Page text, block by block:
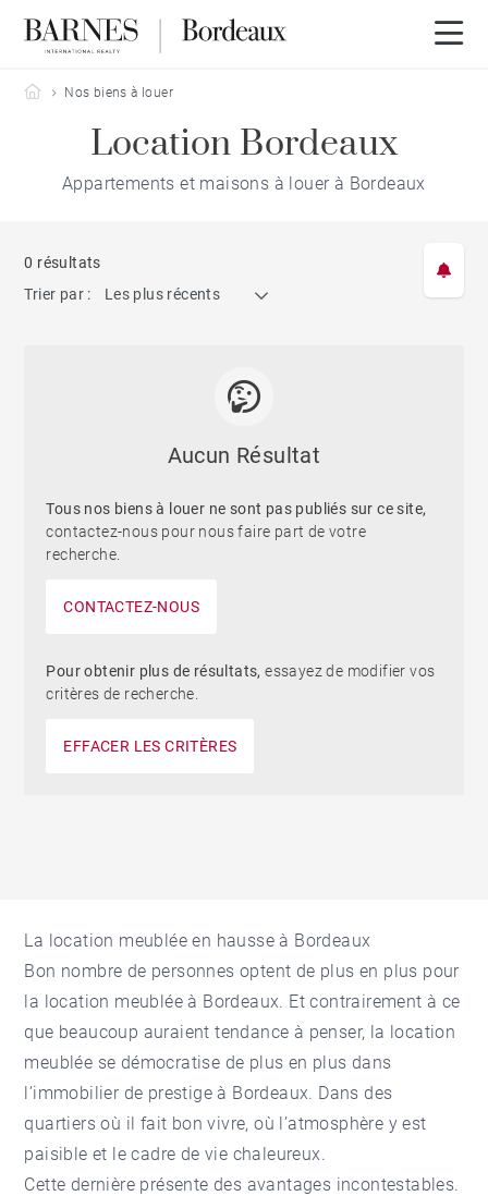
Barnes Bordeaux
Nos biens à louer
Location Bordeaux
Appartements et maisons à louer à Bordeaux
0 résultats
Trier par :
Les plus récents
Aucun Résultat
Tous nos biens à louer ne sont pas publiés sur ce site,
contactez-nous pour nous faire part de votre
recherche.
CONTACTEZ-NOUS
Pour obtenir plus de résultats,essayez de modifier vos
critères de recherche.
EFFACER LES CRITÈRES
La location meublée en hausse à Bordeaux
Bon nombre de personnes optent de plus en plus pour
la location meublée à Bordeaux. Et contrairement à ce
que beaucoup auraient tendance à penser, la location
meublée se démocratise de plus en plus dans
l’immobilier de prestige à Bordeaux. Dans des
quartiers où il fait bon vivre, où l’atmosphère y est
paisible et le cadre de vie chaleureux.
Cette dernière présente des avantages incontestables.